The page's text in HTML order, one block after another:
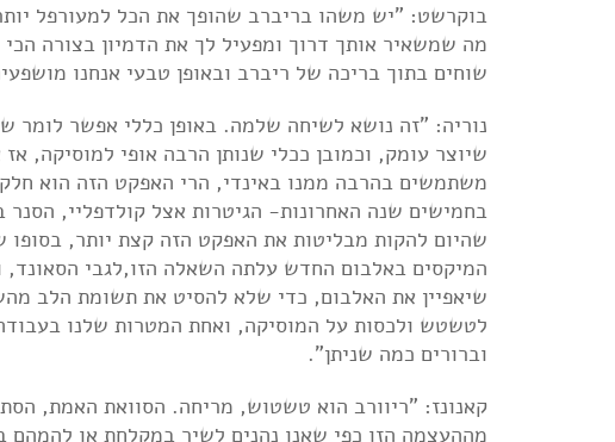
בוקרשט: "יש משהו בריברב שהופך את הכל למעורפל
מה שמשאיר אותך דרוך ומפעיל לך את הדמיון בצורה
שוחים בתוך בריכה של ריברב ובאופן טבעי אנחנו
משתמשים בהרבה ממנו באינדי‫,
בחמישים שנה האחרונות- הגיטרות אצל קולדפליי, הסנר
המיקסים באלבום החדש עלתה השאלה הזו,לגבי
שיאפיין את האלבום, כדי שלא להסיט את תשומת הלב
וברורים כמה שניתן".
קאנונז: "ריוורב הוא טשטוש, מריחה. הסוואת האמת,
מההעצמה הזו כפי שאנו נהנים לשיר במקלחת או להמהם